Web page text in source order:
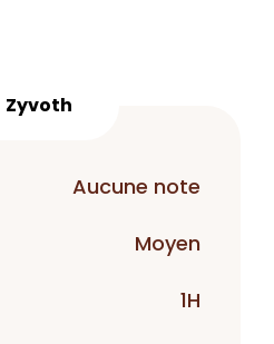
Zyvoth
Aucune note
Moyen
1H